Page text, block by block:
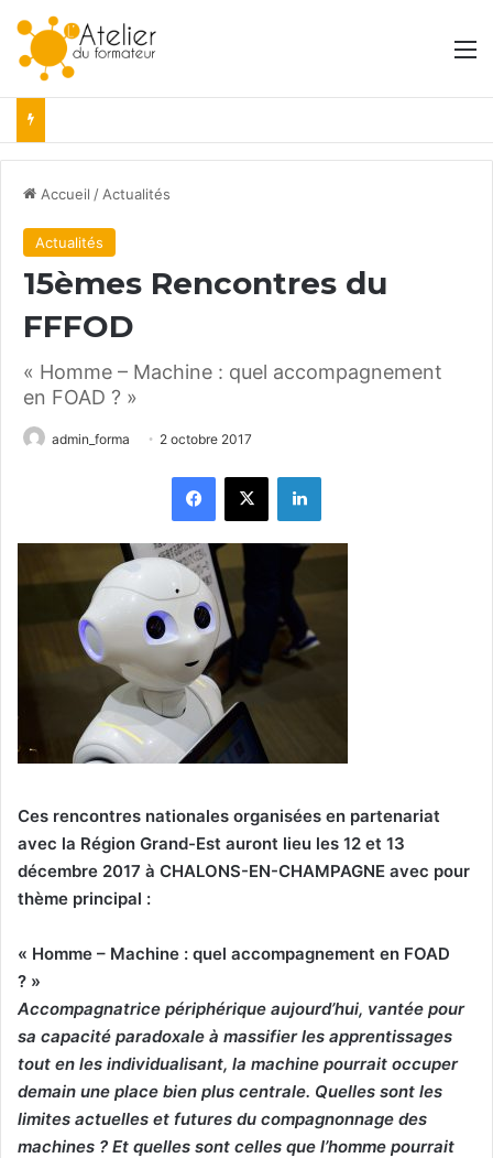
Accueil / Actualités
Actualités
15èmes Rencontres du
FFFOD
« Homme – Machine : quel accompagnement
en FOAD ? »
admin_forma 2 octobre 2017
Facebook
X Linkedin
Ces rencontres nationales organisées en partenariat
avec la Région Grand-Est auront lieu les 12 et 13
décembre 2017 à CHALONS-EN-CHAMPAGNE avec pour
thème principal :
« Homme – Machine : quel accompagnement en FOAD
? »
Accompagnatrice périphérique aujourd’hui, vantée pour
sa capacité paradoxale à massifier les apprentissages
tout en les individualisant, la machine pourrait occuper
demain une place bien plus centrale. Quelles sont les
limites actuelles et futures du compagnonnage des
machines ? Et quelles sont celles que l’homme pourrait